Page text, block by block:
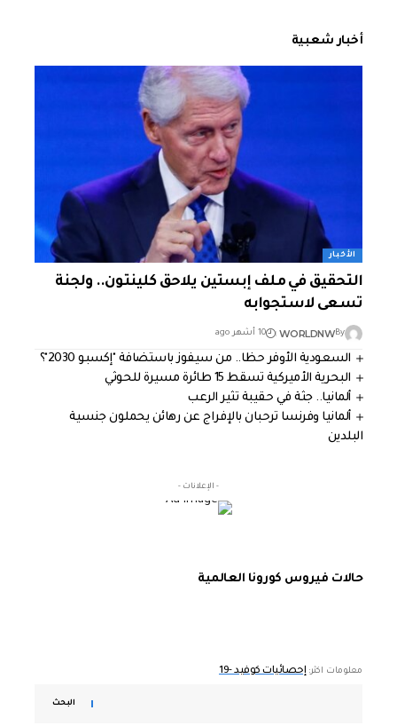
أخبار شعبية
الأخبار
التحقيق في ملف إبستين يلاحق كلينتون.. ولجنة
تسعى لاستجوابه
By
WORLDNW 10 أشهر ago
السعودية الأوفر حظا.. من سيفوز باستضافة "إكسبو 2030"؟
البحرية الأميركية تسقط 15 طائرة مسيرة للحوثي
ألمانيا.. جثة في حقيبة تثير الرعب
ألمانيا وفرنسا ترحبان بالإفراج عن رهائن يحملون جنسية
البلدين
- الإعلانات -
حالات فيروس كورونا العالمية
معلومات اكثر:إحصائيات كوفيد -19
البحث